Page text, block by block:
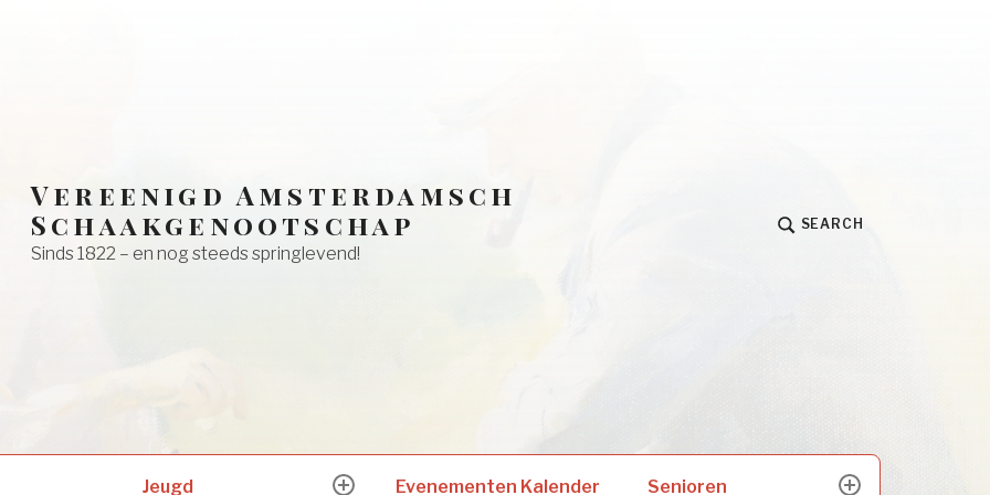
Vereenigd Amsterdamsch
Schaakgenootschap
Sinds 1822 – en nog steeds springlevend!
SEARCH
Jeugd Evenementen Kalender Senioren